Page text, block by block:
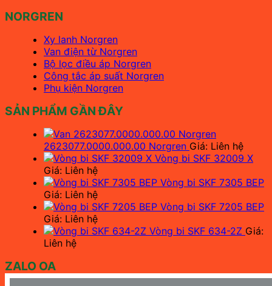
NORGREN
Xy lanh Norgren
Van điện từ Norgren
Bộ lọc điều áp Norgren
Công tắc áp suất Norgren
Phụ kiện Norgren
SẢN PHẨM GẦN ĐÂY
2623077.0000.000.00 Norgren Giá: Liên hệ
Vòng bi SKF 32009 X
Giá: Liên hệ
Vòng bi SKF 7305 BEP
Giá: Liên hệ
Vòng bi SKF 7205 BEP
Giá: Liên hệ
Vòng bi SKF 634-2Z Giá:
Liên hệ
ZALO OA